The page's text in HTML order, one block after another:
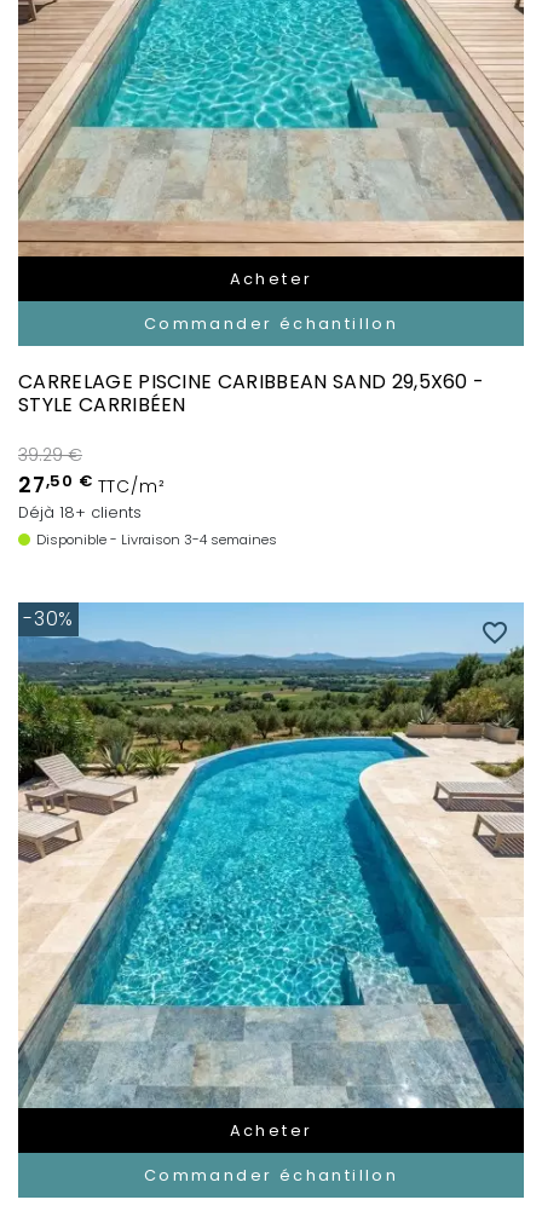
Acheter
Commander échantillon
CARRELAGE PISCINE CARIBBEAN SAND 29,5X60 -
STYLE CARRIBÉEN
39.29 €
27,50 € TTC/m²
Déjà 18+ clients
Disponible - Livraison 3-4 semaines
Acheter
Commander échantillon
favorite_border
-30%